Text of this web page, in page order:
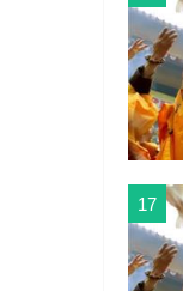
17